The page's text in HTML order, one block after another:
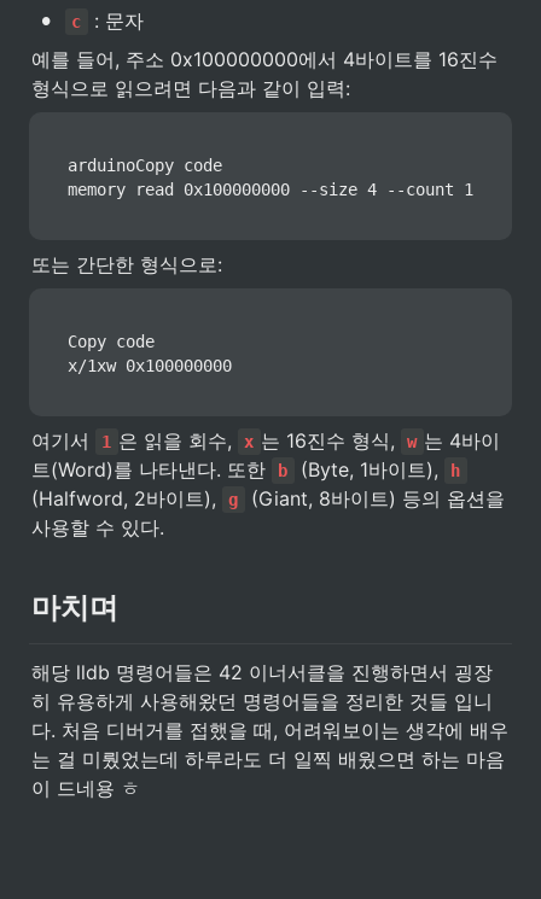
• c
: 문자
예를 들어, 주소 0x100000000에서 4바이트를 16진수
형식으로 읽으려면 다음과 같이 입력:
arduinoCopy code
memory read 0x100000000 --size 4 --count 1
또는 간단한 형식으로:
Copy code
x/1xw 0x100000000
여기서 1 은 읽을 회수, x 는 16진수 형식, w 는 4바이
트(Word)를 나타낸다. 또한
b (Byte, 1바이트), h
(Halfword, 2바이트), g
(Giant, 8바이트) 등의 옵션을
사용할 수 있다.
마치며
해당 lldb 명령어들은 42 이너서클을 진행하면서 굉장
히 유용하게 사용해왔던 명령어들을 정리한 것들 입니
다. 처음 디버거를 접했을 때, 어려워보이는 생각에 배우
는 걸 미뤘었는데 하루라도 더 일찍 배웠으면 하는 마음
이 드네용 ㅎ